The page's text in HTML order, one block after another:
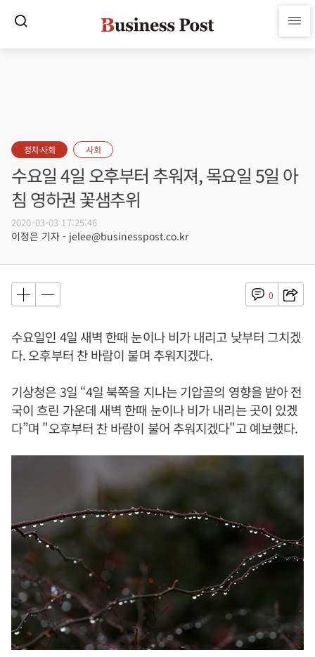
정치·사회 사회
수요일 4일 오후부터 추워져, 목요일 5일 아
침 영하권 꽃샘추위
2020-03-03 17:25:46
이정은 기자 - jelee@businesspost.co.kr
0
수요일인 4일 새벽 한때 눈이나 비가 내리고 낮부터 그치겠
다. 오후부터 찬 바람이 불며 추워지겠다.
기상청은 3일 “4일 북쪽을 지나는 기압골의 영향을 받아 전
국이 흐린 가운데 새벽 한때 눈이나 비가 내리는 곳이 있겠
다”며 "오후부터 찬 바람이 불어 추워지겠다"고 예보했다.